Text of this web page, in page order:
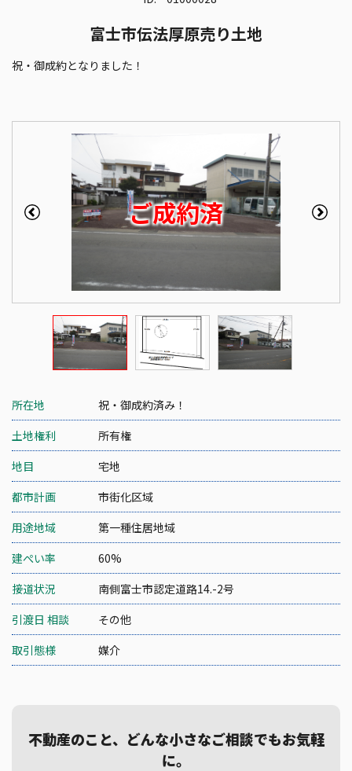
富士市伝法厚原売り土地
祝・御成約となりました！
ご成約済
所在地
祝・御成約済み！
土地権利
所有権
地目
宅地
都市計画
市街化区域
用途地域
第一種住居地域
建ぺい率
60%
接道状況
南側富士市認定道路14.-2号
引渡日 相談
その他
取引態様
媒介
不動産のこと、どんな小さなご相談でもお気軽
に。